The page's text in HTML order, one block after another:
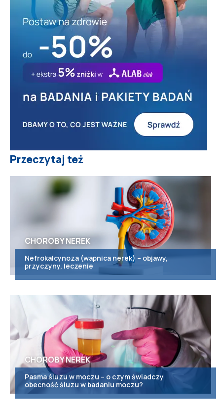
Przeczytaj też
CHOROBY NEREK
Nefrokalcynoza (wapnica nerek) – objawy,
przyczyny, leczenie
CHOROBY NEREK
Pasma śluzu w moczu – o czym świadczy
obecność śluzu w badaniu moczu?